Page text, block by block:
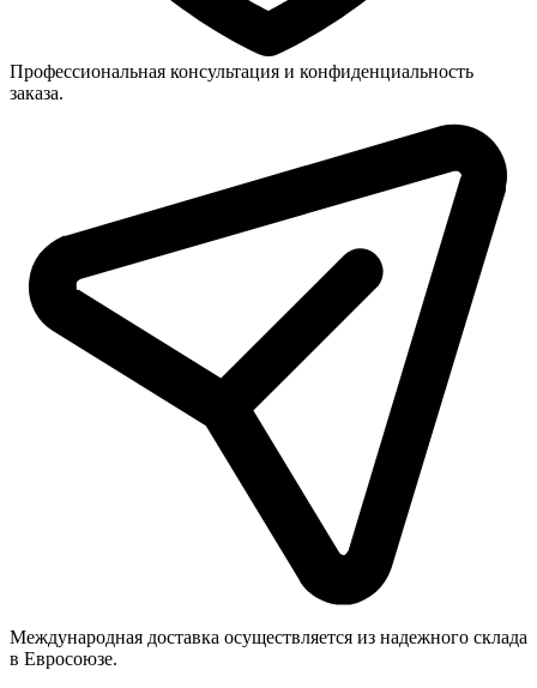
Профессиональная консультация и конфиденциальность
заказа.
Международная доставка осуществляется из надежного склада
в Евросоюзе.